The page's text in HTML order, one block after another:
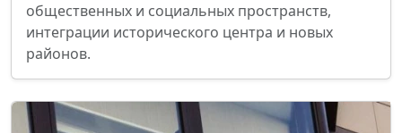
общественных и социальных пространств,
интеграции исторического центра и новых
районов.